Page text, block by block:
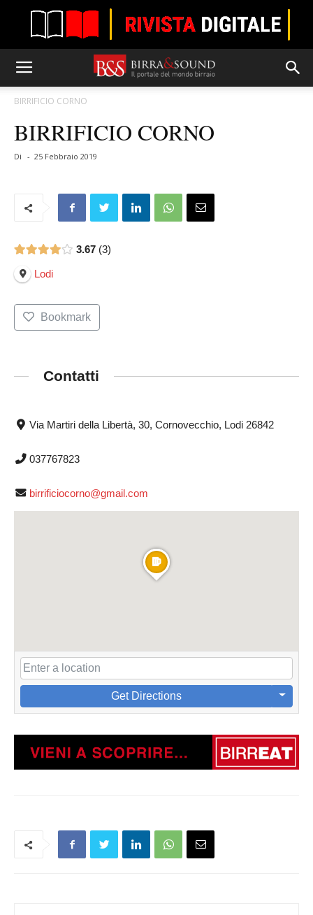
BIRRIFICIO CORNO
BIRRIFICIO CORNO
Di - 25 Febbraio 2019
3.67 3
Lodi
Bookmark
Contatti
Via Martiri della Libertà, 30, Cornovecchio, Lodi 26842
037767823
birrificiocorno@gmail.com
Get Directions